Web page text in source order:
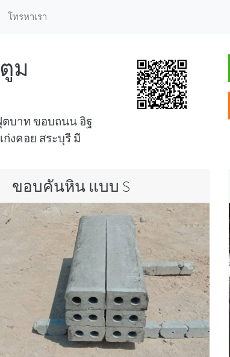
โทรหาเรา
ม
บาท ขอบถนน อิฐ
งคอย สระบุรี มี
ขอบคันหิน แบบ S